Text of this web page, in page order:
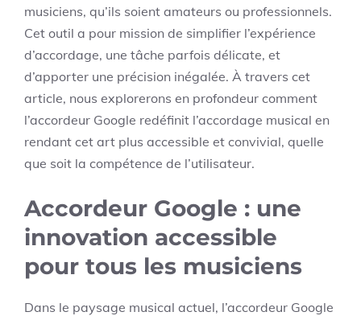
musiciens, qu’ils soient amateurs ou professionnels.
Cet outil a pour mission de simplifier l’expérience
d’accordage, une tâche parfois délicate, et
d’apporter une précision inégalée. À travers cet
article, nous explorerons en profondeur comment
l’accordeur Google redéfinit l’accordage musical en
rendant cet art plus accessible et convivial, quelle
que soit la compétence de l’utilisateur.
Accordeur Google : une
innovation accessible
pour tous les musiciens
Dans le paysage musical actuel, l’accordeur Google